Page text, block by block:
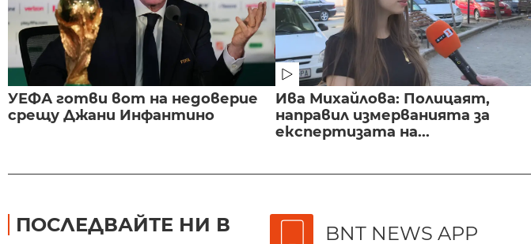
УЕФА готви вот на недоверие
срещу Джани Инфантино
Ива Михайлова: Полицаят,
направил измерванията за
експертизата на...
ПОСЛЕДВАЙТЕ НИ В BNT NEWS APP